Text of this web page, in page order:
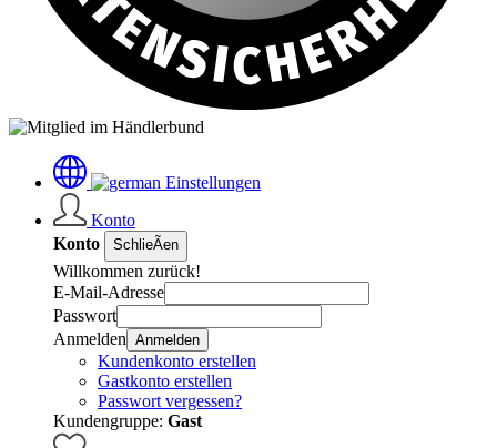
Einstellungen
Konto
Konto
SchlieÃen
Willkommen zurück!
E-Mail-Adresse
Passwort
Anmelden Anmelden
Kundenkonto erstellen
Gastkonto erstellen
Passwort vergessen?
Kundengruppe: Gast